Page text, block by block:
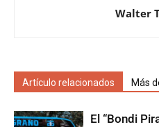
Walter
Artículo relacionados Más
El “Bondi